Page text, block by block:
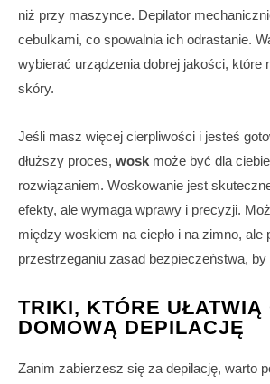
niż przy maszynce. Depilator
cebulkami, co spowalnia ich odrastanie.
wybierać urządzenia dobrej jakości, które
skóry.
Jeśli masz więcej cierpliwości i jesteś
dłuższy proces, wosk może być dla
rozwiązaniem. Woskowanie jest skuteczne
efekty, ale wymaga wprawy i precyzji.
między woskiem na ciepło i na zimno, ale
przestrzeganiu zasad bezpieczeństwa,
TRIKI, KTÓRE UŁATWIĄ
DOMOWĄ DEPILACJĘ
Zanim zabierzesz się za depilację, warto